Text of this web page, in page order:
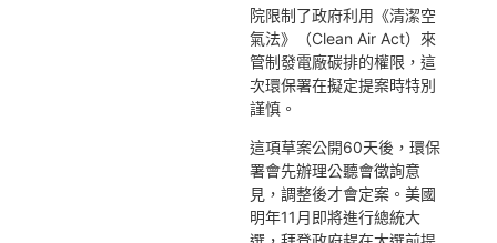
院限制了政府利用《清潔空
氣法》（Clean Air Act）來
管制發電廠碳排的權限，這
次環保署在擬定提案時特別
謹慎。
這項草案公開60天後，環保
署會先辦理公聽會徵詢意
見，調整後才會定案。美國
明年11月即將進行總統大